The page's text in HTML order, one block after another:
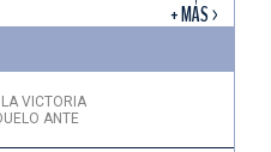
+ MÁS >
LA VICTORIA
ANTE